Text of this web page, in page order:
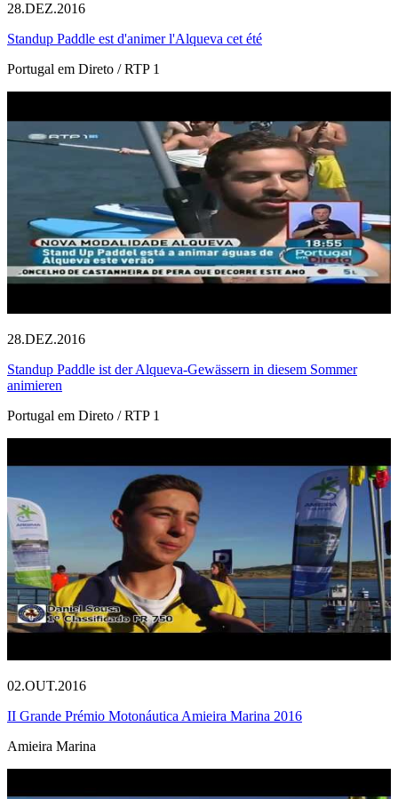
28.DEZ.2016
Standup Paddle est d'animer l'Alqueva cet été
Portugal em Direto / RTP 1
28.DEZ.2016
Standup Paddle ist der Alqueva-Gewässern in diesem Sommer
animieren
Portugal em Direto / RTP 1
02.OUT.2016
II Grande Prémio Motonáutica Amieira Marina 2016
Amieira Marina